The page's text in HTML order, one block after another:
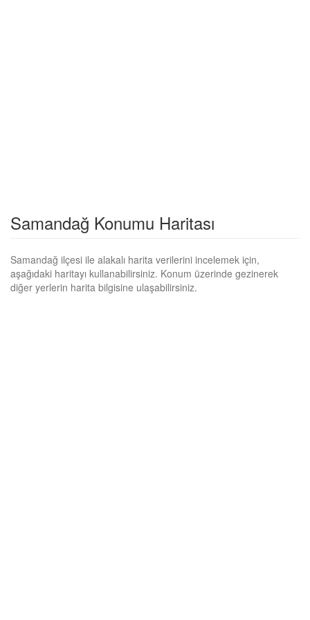
Samandağ Konumu Haritası
Samandağ ilçesi ile alakalı harita verilerini incelemek için,
aşağıdaki haritayı kullanabilirsiniz. Konum üzerinde gezinerek
diğer yerlerin harita bilgisine ulaşabilirsiniz.